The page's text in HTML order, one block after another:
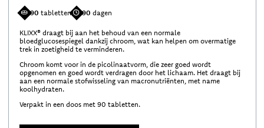
90 tabletten 90 dagen
KLIXX® draagt bij aan het behoud van een normale
bloedglucosespiegel dankzij chroom, wat kan helpen om overmatige
trek in zoetigheid te verminderen.
Chroom komt voor in de picolinaatvorm, die zeer goed wordt
opgenomen en goed wordt verdragen door het lichaam. Het draagt bij
aan een normale stofwisseling van macronutriënten, met name
koolhydraten.
Verpakt in een doos met 90 tabletten.